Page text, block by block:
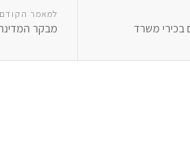
למאמר הקודם
מבקר
בכירי משרד